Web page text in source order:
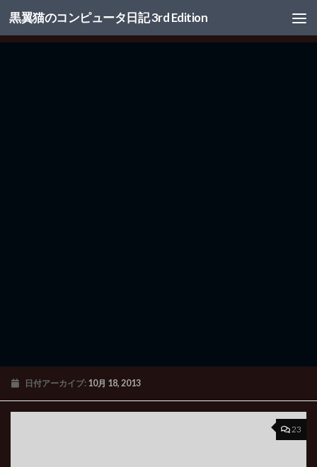
コンテンツへスキップ
黒翼猫のコンピュータ日記 3rd Edition
日付アーカイブ: 10月 18, 2013
23